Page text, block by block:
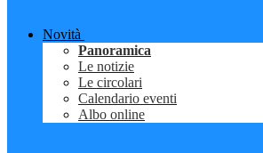
Novità
Panoramica
Le notizie
Le circolari
Calendario eventi
Albo online